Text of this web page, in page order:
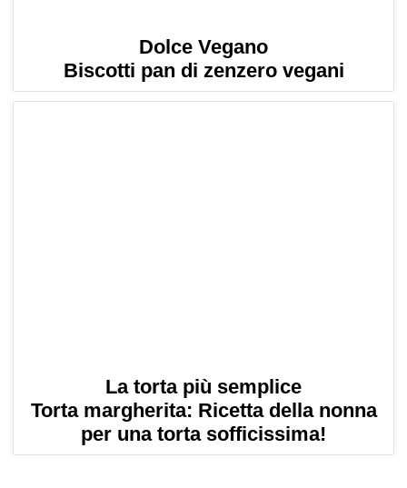
Dolce Vegano
Biscotti pan di zenzero vegani
La torta più semplice
Torta margherita: Ricetta della nonna
per una torta sofficissima!